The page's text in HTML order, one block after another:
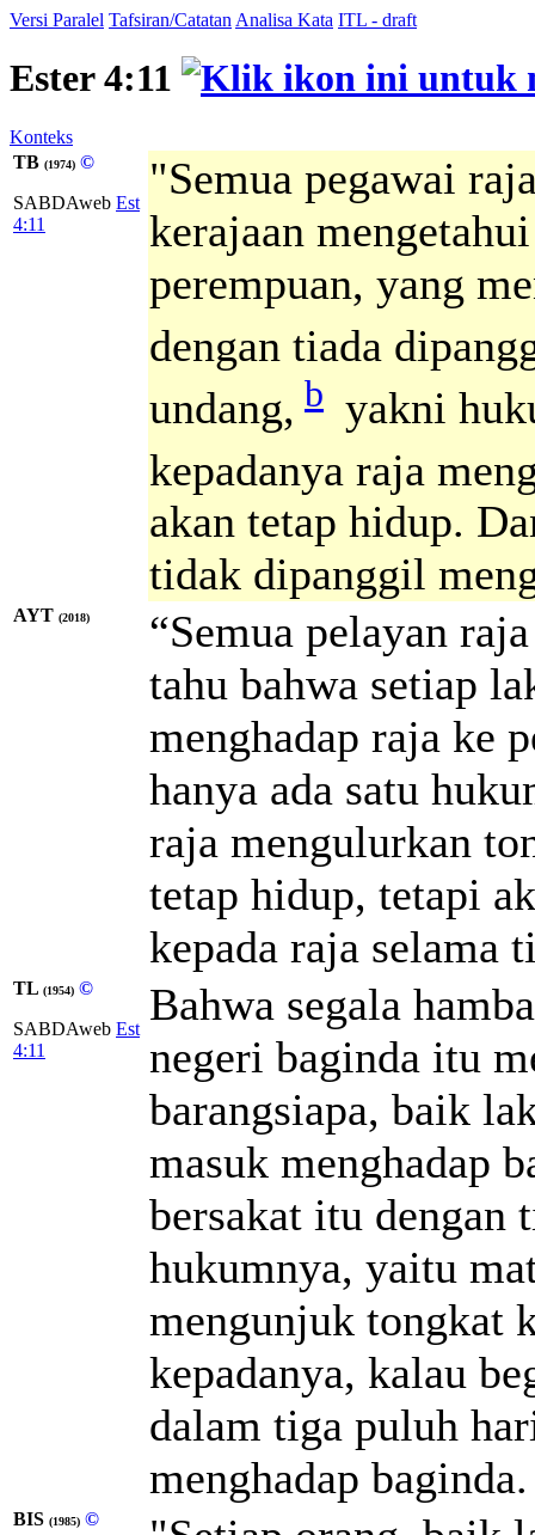
Versi Paralel Tafsiran/Catatan Analisa Kata ITL - draft
Ester 4:11
Konteks
TB (1974) ©
SABDAweb Est
4:11
"Semua pegawai
kerajaan
perempuan, yang
dengan tiada
undang, b yakni
kepadanya raja
akan tetap hidup.
tidak dipanggil
AYT (2018)
“Semua pelayan
tahu bahwa setiap
menghadap raja ke
hanya ada satu
raja mengulurkan
tetap hidup, tetapi
kepada raja selama
TL (1954) ©
SABDAweb Est
4:11
Bahwa segala
negeri baginda itu
barangsiapa, baik
masuk menghadap
bersakat itu dengan
hukumnya, yaitu
mengunjuk tongkat
kepadanya, kalau
dalam tiga puluh
menghadap baginda.
BIS (1985) ©